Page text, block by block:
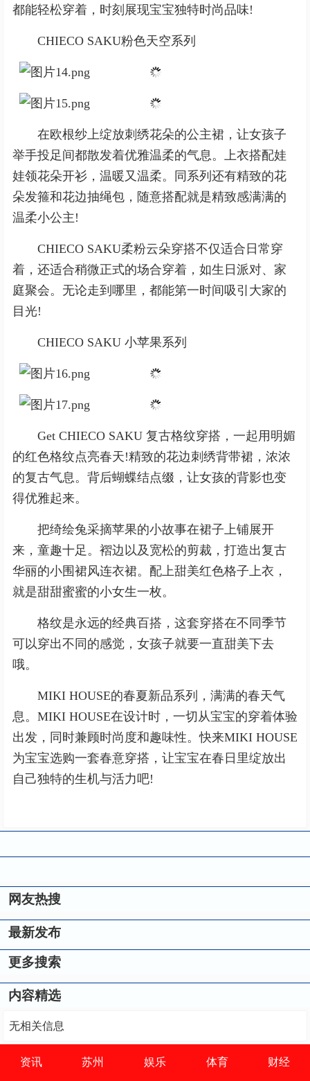
都能轻松穿着，时刻展现宝宝独特时尚品味!
CHIECO SAKU粉色天空系列
在欧根纱上绽放刺绣花朵的公主裙，让女孩子
举手投足间都散发着优雅温柔的气息。上衣搭配娃
娃领花朵开衫，温暖又温柔。同系列还有精致的花
朵发箍和花边抽绳包，随意搭配就是精致感满满的
温柔小公主!
CHIECO SAKU柔粉云朵穿搭不仅适合日常穿
着，还适合稍微正式的场合穿着，如生日派对、家
庭聚会。无论走到哪里，都能第一时间吸引大家的
目光!
CHIECO SAKU 小苹果系列
Get CHIECO SAKU 复古格纹穿搭，一起用明媚
的红色格纹点亮春天!精致的花边刺绣背带裙，浓浓
的复古气息。背后蝴蝶结点缀，让女孩的背影也变
得优雅起来。
把绮绘兔采摘苹果的小故事在裙子上铺展开
来，童趣十足。褶边以及宽松的剪裁，打造出复古
华丽的小围裙风连衣裙。配上甜美红色格子上衣，
就是甜甜蜜蜜的小女生一枚。
格纹是永远的经典百搭，这套穿搭在不同季节
可以穿出不同的感觉，女孩子就要一直甜美下去
哦。
MIKI HOUSE的春夏新品系列，满满的春天气
息。MIKI HOUSE在设计时，一切从宝宝的穿着体验
出发，同时兼顾时尚度和趣味性。快来MIKI HOUSE
为宝宝选购一套春意穿搭，让宝宝在春日里绽放出
自己独特的生机与活力吧!
网友热搜
最新发布
更多搜索
内容精选
无相关信息
资讯 苏州 娱乐 体育 财经